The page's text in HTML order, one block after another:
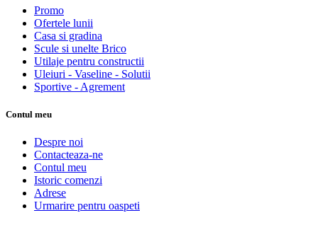
Promo
Ofertele lunii
Casa si gradina
Scule si unelte Brico
Utilaje pentru constructii
Uleiuri - Vaseline - Solutii
Sportive - Agrement
Contul meu
Despre noi
Contacteaza-ne
Contul meu
Istoric comenzi
Adrese
Urmarire pentru oaspeti